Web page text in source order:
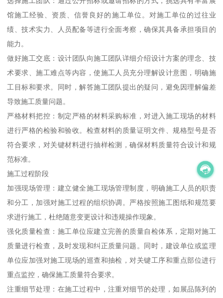
馆施工经验、资质、信誉良好的施工单位。对施工单位的过往业
绩、技术实力、人员配备等进行全面考察，确保其具备承担项目的
能力。
做好施工交底：设计团队向施工团队详细介绍设计方案的理念、技
术要求、施工难点等内容，使施工人员充分理解设计意图，明确施
工目标和要求。同时，解答施工团队提出的疑问，避免因理解偏差
导致施工质量问题。
严格材料把控：制定严格的材料采购标准，对进入施工现场的材料
进行严格的检验和验收。检查材料的质量证明文件、规格型号是否
符合要求，对关键材料进行抽样检测，确保材料质量符合设计和规
范标准。
施工过程阶段
加强现场管理：建立健全施工现场管理制度，明确施工人员的职责
和分工，加强对施工过程的组织协调。严格按照施工图纸和规范要
求进行施工，杜绝随意变更设计和违规操作现象。
强化质量检查：施工单位应建立完善的质量自检体系，定期对施工
质量进行检查，及时发现和纠正质量问题。同时，建设单位或监理
单位应加强对施工现场的巡查和抽检，对关键工序和重点部位进行
重点监控，确保施工质量符合要求。
注重细节处理：在施工过程中，注重对细节的处理，如展品陈列的